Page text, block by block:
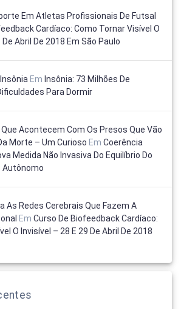
Em Atletas Profissionais De Futsal
Cardíaco: Como Tornar Visível O
De Abril De 2018 Em São Paulo
Em Insônia: 73 Milhões De
Para Dormir
Acontecem Com Os Presos Que Vão
Morte – Um Curioso Em Coerência
Medida Não Invasiva Do Equilíbrio Do
Autônomo
As Redes Cerebrais Que Fazem A
Em Curso De Biofeedback Cardíaco:
O Invisível – 28 E 29 De Abril De 2018